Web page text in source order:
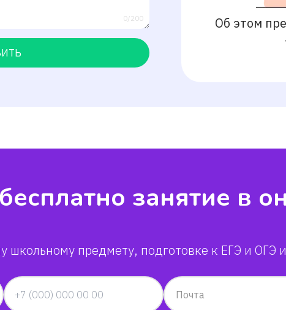
0/200
Об этом
занятие в
школьному предмету, подготовке к ЕГЭ и ОГЭ
Почта